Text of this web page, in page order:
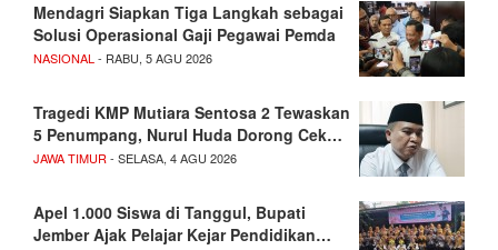
Mendagri Siapkan Tiga Langkah sebagai
Solusi Operasional Gaji Pegawai Pemda
NASIONAL - RABU, 5 AGU 2026
Tragedi KMP Mutiara Sentosa 2 Tewaskan
5 Penumpang, Nurul Huda Dorong Cek…
JAWA TIMUR - SELASA, 4 AGU 2026
Apel 1.000 Siswa di Tanggul, Bupati
Jember Ajak Pelajar Kejar Pendidikan…